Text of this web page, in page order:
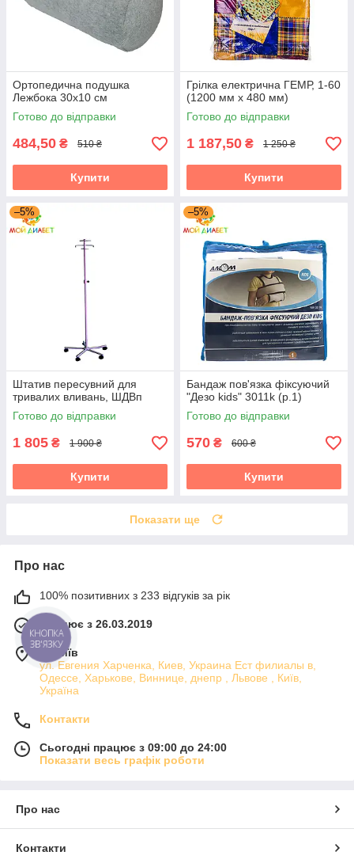
Ортопедична подушка
Лежбока 30х10 см
Готово до відправки
484,50 ₴ 510 ₴
Купити
Грілка електрична ГЕМР, 1-60
(1200 мм х 480 мм)
Готово до відправки
1 187,50 ₴ 1 250 ₴
Купити
–5%
Штатив пересувний для
тривалих вливань, ШДВп
Готово до відправки
1 805 ₴ 1 900 ₴
Купити
–5%
Бандаж пов'язка фіксуючий
"Дезо kids" 3011k (р.1)
Готово до відправки
570 ₴ 600 ₴
Купити
Показати ще
Про нас
100% позитивних з 233 відгуків за рік
Працює з 26.03.2019
м. Київ
ул. Евгения Харченка, Киев, Украина Ест филиалы в,
Одессе, Харькове, Виннице, днепр , Львове , Київ,
Україна
Контакти
Сьогодні працює з 09:00 до 24:00
Показати весь графік роботи
Про нас
Контакти
КНОПКА
ЗВ'ЯЗКУ